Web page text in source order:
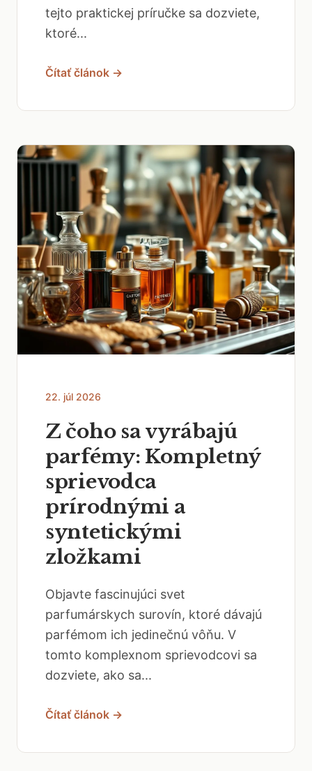
tejto praktickej príručke sa dozviete,
ktoré...
Čítať článok →
22. júl 2026
Z čoho sa vyrábajú
parfémy: Kompletný
sprievodca
prírodnými a
syntetickými
zložkami
Objavte fascinujúci svet
parfumárskych surovín, ktoré dávajú
parfémom ich jedinečnú vôňu. V
tomto komplexnom sprievodcovi sa
dozviete, ako sa...
Čítať článok →